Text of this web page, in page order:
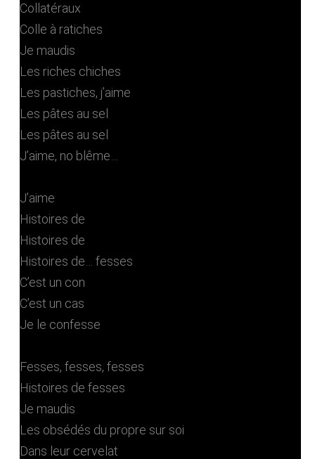
Collatéraux
Colle à ratiches
Je maudis
Les riches chiches
Les pastiches, j’aime
Les pâtes au sel
Les pâtes au sel
J’aime, no blême…
J’aime
Histoires de
Histoires de
Histoires de… fesses
C’est un con
C’est un cas
Je le confesse
Fesses, fesses, fesses
Histoires de fesses
Je maudis
Les obsédés du propre sur soi
Dans leur cervelat